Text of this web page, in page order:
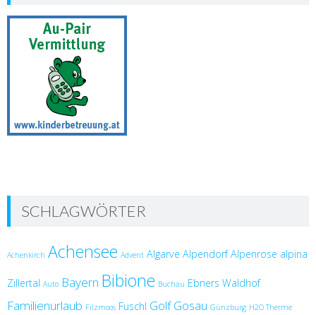
SCHLAGWÖRTER
Achenkirch Achensee Advent Algarve Alpendorf Alpenrose alpina
Zillertal Auto Bayern Bibione Buchau Ebners Waldhof
Familienurlaub Filzmoos Fuschl Golf Gosau Günzburg H2O Therme